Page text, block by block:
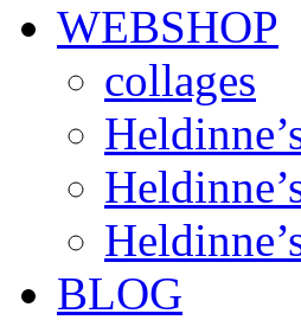
WEBSHOP
collages
BLOG